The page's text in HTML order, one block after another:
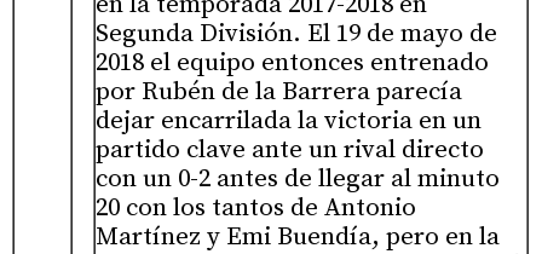
Segunda División. El 19 de mayo de
2018 el equipo entonces entrenado
por Rubén de la Barrera parecía
dejar encarrilada la victoria en un
partido clave ante un rival directo
con un 0-2 antes de llegar al minuto
20 con los tantos de Antonio
Martínez y Emi Buendía, pero en la